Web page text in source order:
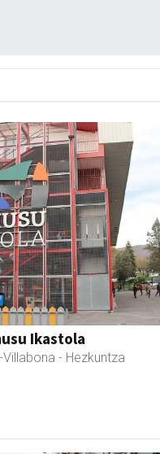
Ikastola
- Hezkuntza